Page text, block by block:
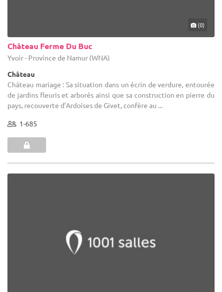
(0)
Château Ferme Du Buc
Yvoir - Province de Namur (WNA)
Château
Château mariage : Sa situation dans un écrin de verdure, entourée
de jardins fleuris et arborés ainsi que sa construction en pierre du
pays, recouverte d’Ardoises de Givet, confère au ...
1-685